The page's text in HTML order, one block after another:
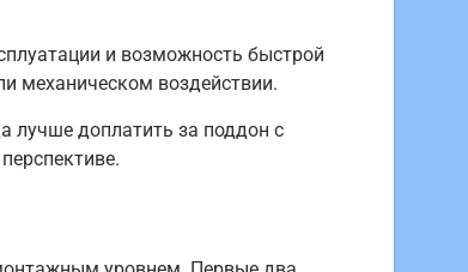
и возможность быстрой
механическом воздействии.
лучше доплатить за поддон с